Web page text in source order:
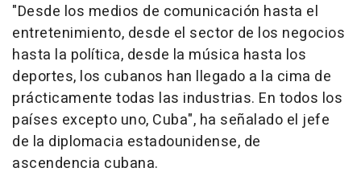
"Desde los medios de comunicación hasta el
entretenimiento, desde el sector de los negocios
hasta la política, desde la música hasta los
deportes, los cubanos han llegado a la cima de
prácticamente todas las industrias. En todos los
países excepto uno, Cuba", ha señalado el jefe
de la diplomacia estadounidense, de
ascendencia cubana.